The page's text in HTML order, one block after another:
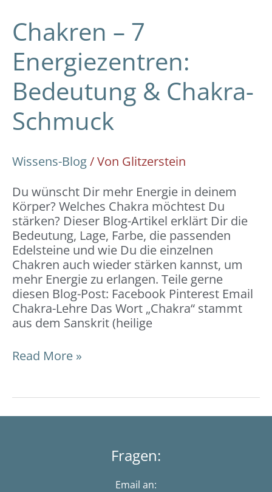
Chakren – 7
Energiezentren:
Bedeutung & Chakra-
Schmuck
Wissens-Blog/ Von Glitzerstein
Du wünscht Dir mehr Energie in deinem
Körper? Welches Chakra möchtest Du
stärken? Dieser Blog-Artikel erklärt Dir die
Bedeutung, Lage, Farbe, die passenden
Edelsteine und wie Du die einzelnen
Chakren auch wieder stärken kannst, um
mehr Energie zu erlangen. Teile gerne
diesen Blog-Post: Facebook Pinterest Email
Chakra-Lehre Das Wort „Chakra“ stammt
aus dem Sanskrit (heilige
Read More »
Fragen:
Email an: